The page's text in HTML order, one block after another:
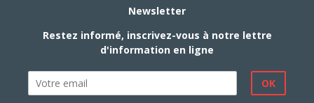
Newsletter
Restez informé, inscrivez-vous à notre lettre
d'information en ligne